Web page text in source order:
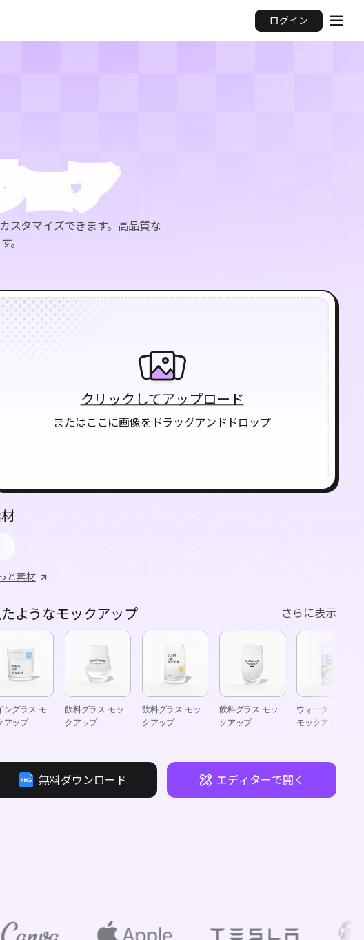
ログイン
ェア
スタマイズできます。高品質な
。
クリックしてアップロード
またはここに画像をドラッグアンドドロップ
と素材
ようなモックアップ さらに表示
ングラス モ
アップ
飲料グラス モッ
クアップ
飲料グラス モッ
クアップ
飲料グラス モッ
クアップ
ウォーターグラス
モックアップ
無料ダウンロード エディターで開く